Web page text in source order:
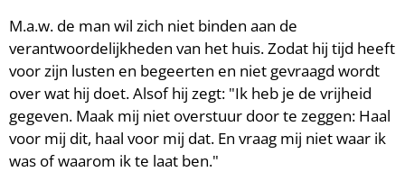
M.a.w. de man wil zich niet binden aan de
verantwoordelijkheden van het huis. Zodat hij tijd heeft
voor zijn lusten en begeerten en niet gevraagd wordt
over wat hij doet. Alsof hij zegt: "Ik heb je de vrijheid
gegeven. Maak mij niet overstuur door te zeggen: Haal
voor mij dit, haal voor mij dat. En vraag mij niet waar ik
was of waarom ik te laat ben."